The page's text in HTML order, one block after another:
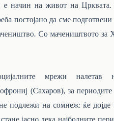
е начин на живот на
постојано да сме подготвени
Со мачеништвото за
мрежи налетав
(Сахаров), за
подлежи на сомнеж: ќе дојде
јасно дека најболните